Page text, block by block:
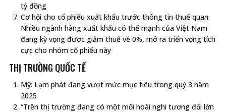
tỷ đồng
Cơ hội cho cổ phiếu xuất khẩu trước thông tin thuế quan:
Nhiều ngành hàng xuất khẩu có thế mạnh của Việt Nam
đang kỳ vọng được giảm thuế về 0%, mở ra triển vọng tích
cực cho nhóm cổ phiếu này
THỊ TRƯỜNG QUỐC TẾ
Mỹ: Lạm phát đang vượt mức mục tiêu trong quý 3 năm
2025
“Trên thị trường đang có một mối hoài nghi tương đối lớn